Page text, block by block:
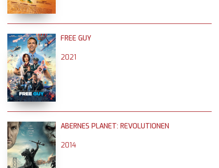
FREE GUY
2021
ABERNES PLANET: REVOLUTIONEN
2014